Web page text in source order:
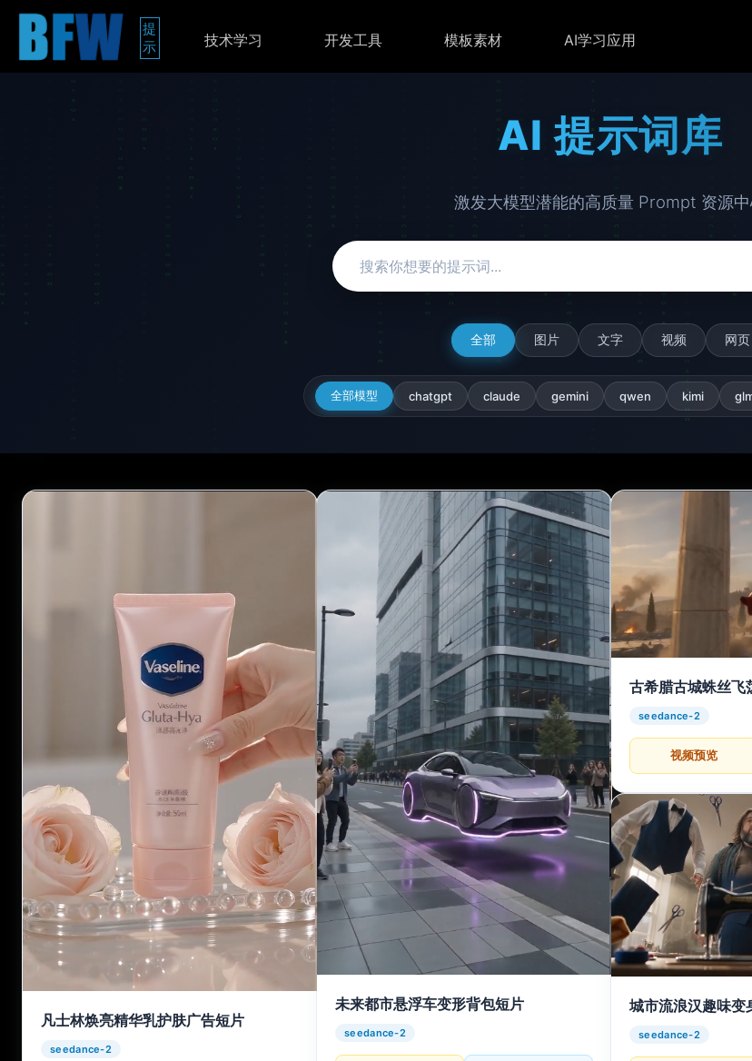
提
示
技术学习 开发工具 模板素材 AI学习应用
AI 提示词库
激发大模型潜能的高质量 Prompt 资源
全部 图片 文字 视频 网页
全部模型 chatgpt claude gemini qwen kimi
凡士林焕亮精华乳护肤广告短片
seedance-2
未来都市悬浮车变形背包短片
seedance-2
古希腊古城蛛丝飞
seedance-2
视频预览
城市流浪汉趣味变
seedance-2